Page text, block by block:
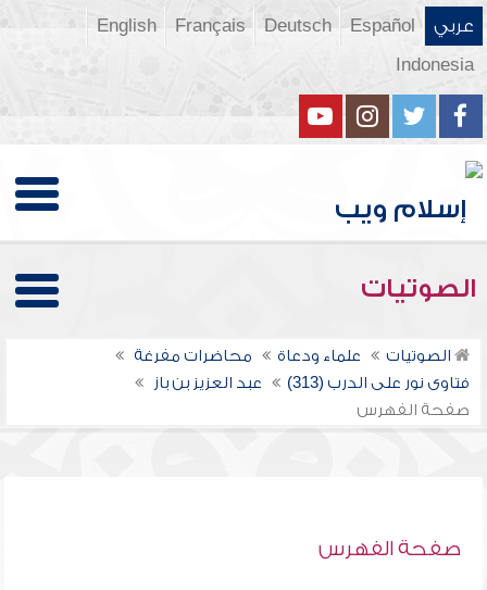
عربي Español
Deutsch
Français
English
Indonesia
الصوتيات
الصوتيات علماء ودعاة
محاضرات مفرغة
فتاوى نور على الدرب (313)
عبد العزيز بن باز
صفحة الفهرس
صفحة الفهرس